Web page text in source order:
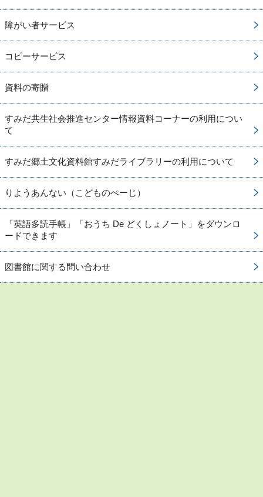
障がい者サービス
コピーサービス
資料の寄贈
すみだ共生社会推進センター情報資料コーナーの利用につい
て
すみだ郷土文化資料館すみだライブラリーの利用について
りようあんない（こどものぺーじ）
「英語多読手帳」「おうち De どくしょノート」をダウンロ
ードできます
図書館に関する問い合わせ